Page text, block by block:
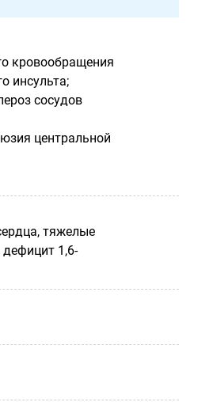
кровообращения
инсульта;
сосудов
центральной
тяжелые
1,6-